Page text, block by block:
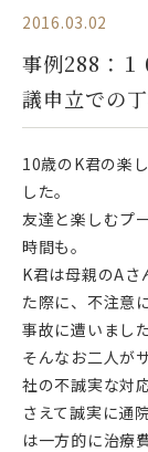
2016.03.02
事例288：１
議申立での
10歳のK君の楽
した。
友達と楽しむプ
時間も。
K君は母親のAさ
た際に、不注意
事故に遭いまし
そんなお二人が
社の不誠実な対
さえて誠実に通
は一方的に治療